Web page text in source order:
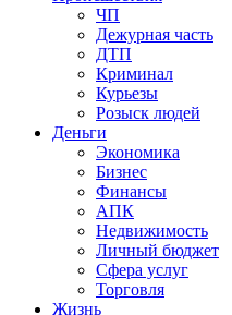
ЧП
Дежурная часть
ДТП
Криминал
Курьезы
Розыск людей
Деньги
Экономика
Бизнес
Финансы
АПК
Недвижимость
Личный бюджет
Сфера услуг
Торговля
Жизнь